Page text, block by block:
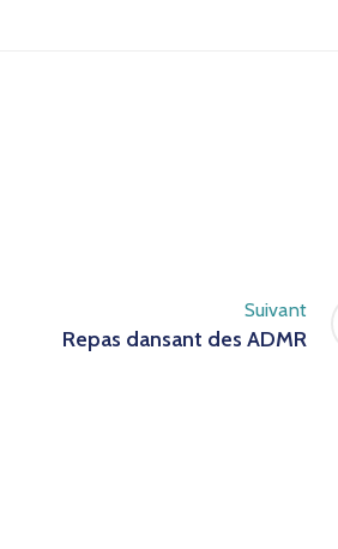
Suivant
Repas dansant des ADMR